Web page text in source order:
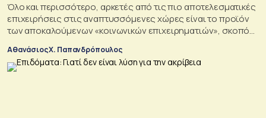
Όλο και περισσότερο, αρκετές από τις πιο αποτελεσματικές
επιχειρήσεις στις αναπτυσσόμενες χώρες είναι το προϊόν
των αποκαλούμενων «κοινωνικών επιχειρηματιών», σκοπός
σε μια εποχή σοβαρών διαρθρωτικών μετασχηματισμών και
συνακόλουθης αβεβαιότητας
Αθανάσιος Χ. Παπανδρόπουλος